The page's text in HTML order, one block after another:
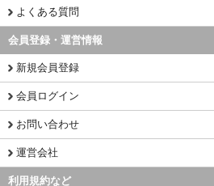
よくある質問
会員登録・運営情報
新規会員登録
会員ログイン
お問い合わせ
運営会社
利用規約など